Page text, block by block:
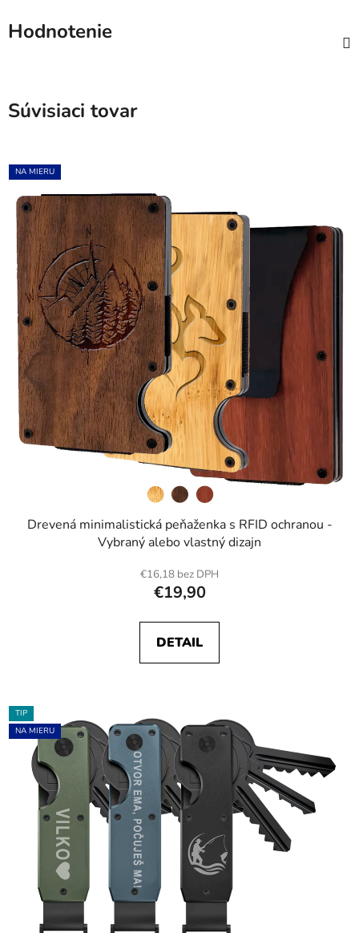
Hodnotenie
Súvisiaci tovar
NA MIERU
Drevená minimalistická peňaženka s RFID ochranou -
Vybraný alebo vlastný dizajn
€16,18 bez DPH
€19,90
DETAIL
TIP
NA MIERU